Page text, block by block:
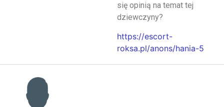
się opinią na temat tej
dziewczyny?
https://escort-
roksa.pl/anons/hania-5